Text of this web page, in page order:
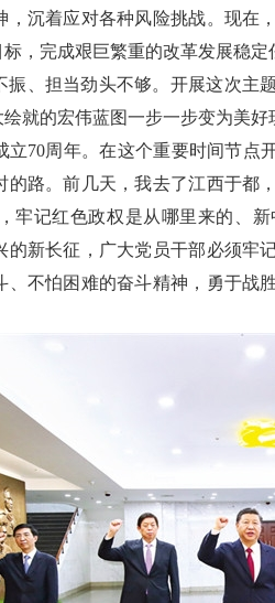
沉着应对各种风险挑战。现在
，完成艰巨繁重的改革发展稳
振、担当劲头不够。开展这次主
就的宏伟蓝图一步一步变为美好
70周年。在这个重要时间节点
路。前几天，我去了江西于都
牢记红色政权是从哪里来的、
新长征，广大党员干部必须牢
不怕困难的奋斗精神，勇于战